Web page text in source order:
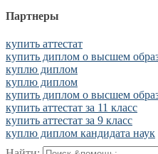
Партнеры
купить аттестат
купить диплом о высшем
куплю диплом
куплю диплом
купить диплом о высшем
купить аттестат за 11 класс
купить аттестат за 9 класс
куплю диплом кандидата наук